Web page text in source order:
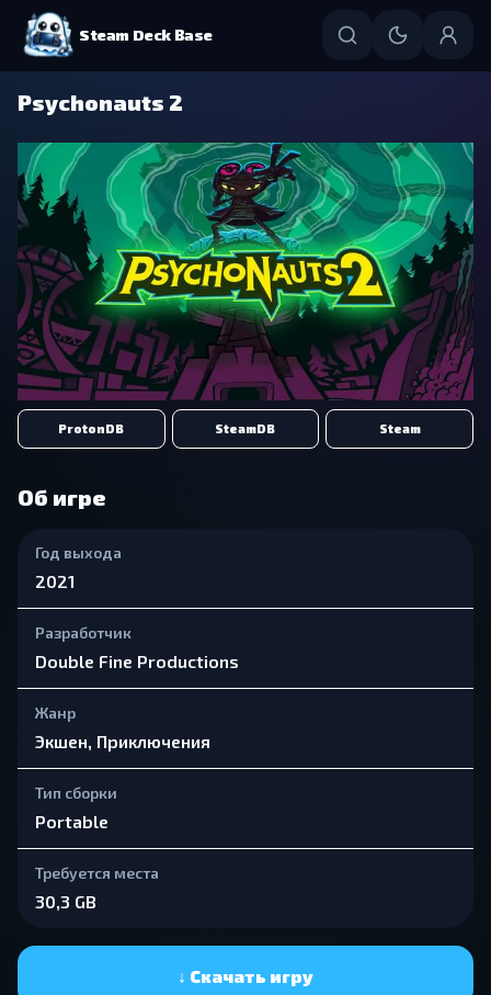
Steam Deck Base
Psychonauts 2
ProtonDB SteamDB Steam
Об игре
Год выхода
2021
Разработчик
Double Fine Productions
Жанр
Экшен, Приключения
Тип сборки
Portable
Требуется места
30,3 GB
↓ Скачать игру